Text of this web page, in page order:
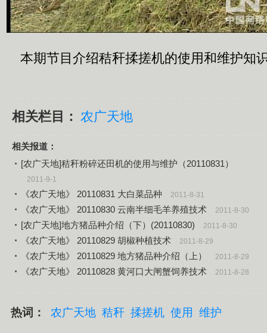
本期节目介绍秸秆揉搓机的使用和维护知
相关栏目： 农广天地
相关报道：
[农广天地]秸秆粉碎还田机的使用与维护（20110831）
2011-9-1
《农广天地》 20110831 大白菜品种 2011-8-31
《农广天地》 20110830 云南半细毛羊养殖技术 2011-8-30
[农广天地]地方猪品种介绍（下）(20110830) 2011-8-30
《农广天地》 20110829 胡椒种植技术 2011-8-29
《农广天地》 20110829 地方猪品种介绍（上） 2011-8-29
《农广天地》 20110828 黄河口大闸蟹饲养技术 2011-8-28
热词： 农广天地 秸秆 揉搓机 使用 维护